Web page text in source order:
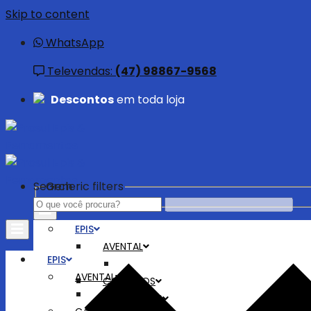
Skip to content
WhatsApp
Televendas: (47) 98867-9568
Descontosem toda loja
EPIS
AVENTAL
CALÇADOS
BOTAS
Search
Generic filters
EPIS
AVENTAL